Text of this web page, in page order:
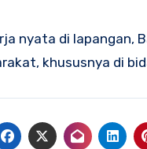
nyata di
khususnya di